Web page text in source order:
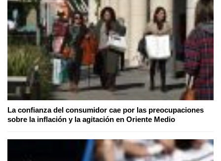
La confianza del consumidor cae por las preocupaciones
sobre la inflación y la agitación en Oriente Medio